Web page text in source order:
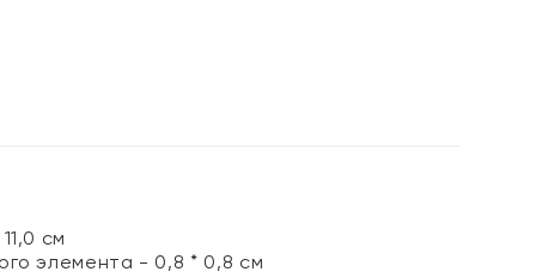
см
элемента - 0,8 * 0,8 см